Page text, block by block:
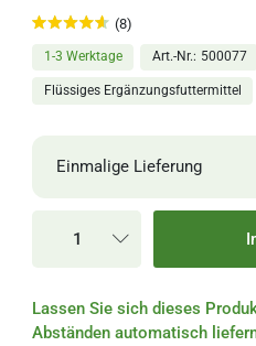
1-3 Werktage Art.-Nr. 500077
Flüssiges Ergänzungsfuttermittel
(8)
Einmalige Lieferung
Alle 2 Wochen
Alle 4 Wochen
Lassen Sie sich dieses
Abständen automatisch